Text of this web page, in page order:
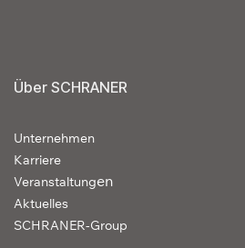
Über SCHRANER
Unternehmen
Karriere
Veranstaltungen
Aktuelles
SCHRANER-Group